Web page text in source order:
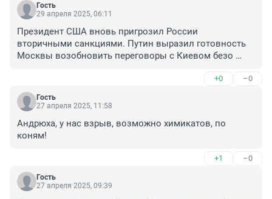
Гость
29 апреля 2025, 06:11
Президент США вновь пригрозил России
вторичными санкциями. Путин выразил готовность
Москвы возобновить переговоры с Киевом безо
после его встречи с посланником Трампа Уиткоффом
+0 –0
Гость
27 апреля 2025, 11:58
Андрюха, у нас взрыв, возможно химикатов, по
коням!
+1 –0
Гость
27 апреля 2025, 09:39